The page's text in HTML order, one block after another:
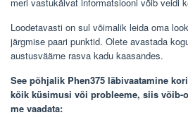
Loodetavasti on sul võimalik leida oma
järgmise paari punktid. Olete avastada
austusväärne rasva kadu kaasandes.
See põhjalik Phen375 läbivaatamine
kõik küsimusi või probleeme, siis võib-
me vaadata: